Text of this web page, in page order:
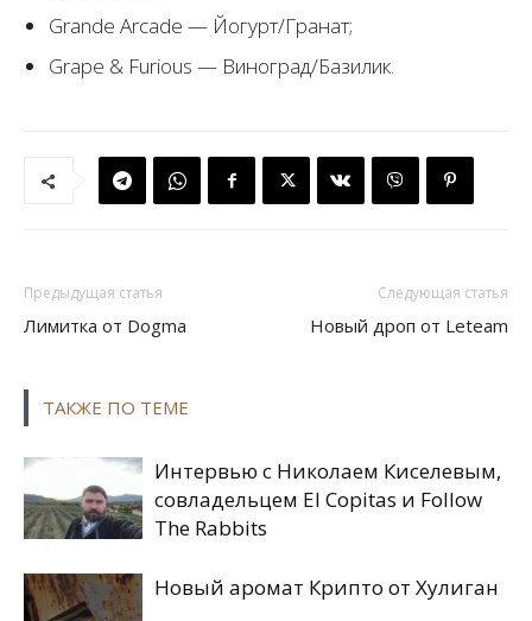
Grande Arcade — Йогурт/Гранат;
Grape & Furious — Виноград/Базилик.
Предыдущая статья
Лимитка от Dogma
Следующая статья
Новый дроп от Leteam
ТАКЖЕ ПО ТЕМЕ
Интервью с Николаем Киселевым,
совладельцем El Copitas и Follow
The Rabbits
Новый аромат Крипто от Хулиган